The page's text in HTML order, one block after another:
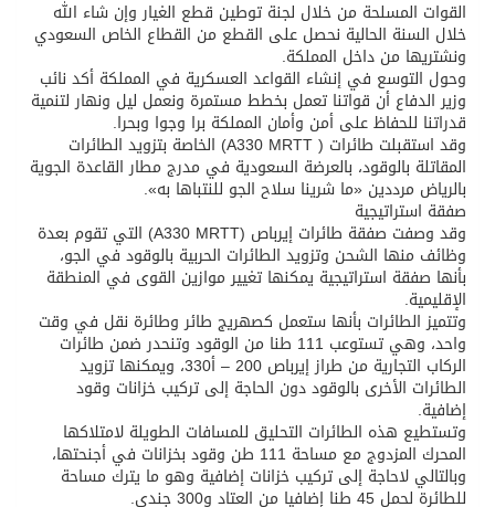
القوات المسلحة من خلال لجنة توطين قطع الغيار وإن شاء الله
خلال السنة الحالية نحصل على القطع من القطاع الخاص السعودي
ونشتريها من داخل المملكة.
وحول التوسع في إنشاء القواعد العسكرية في المملكة أكد نائب
وزير الدفاع أن قواتنا تعمل بخطط مستمرة ونعمل ليل ونهار لتنمية
قدراتنا للحفاظ على أمن وأمان المملكة برا وجوا وبحرا.
وقد استقبلت طائرات ( A330 MRTT) الخاصة بتزويد الطائرات
المقاتلة بالوقود، بالعرضة السعودية في مدرج مطار القاعدة الجوية
بالرياض مرددين «ما شرينا سلاح الجو للنتباها به».
صفقة استراتيجية
وقد وصفت صفقة طائرات إيرباص (A330 MRTT) التي تقوم بعدة
وظائف منها الشحن وتزويد الطائرات الحربية بالوقود في الجو،
بأنها صفقة استراتيجية يمكنها تغيير موازين القوى في المنطقة
الإقليمية.
وتتميز الطائرات بأنها ستعمل كصهريج طائر وطائرة نقل في وقت
واحد، وهي تستوعب 111 طنا من الوقود وتنحدر ضمن طائرات
الركاب التجارية من طراز إيرباص 200 – أ330، ويمكنها تزويد
الطائرات الأخرى بالوقود دون الحاجة إلى تركيب خزانات وقود
إضافية.
وتستطيع هذه الطائرات التحليق للمسافات الطويلة لامتلاكها
المحرك المزدوج مع مساحة 111 طن وقود بخزانات في أجنحتها،
وبالتالي لاحاجة إلى تركيب خزانات إضافية وهو ما يترك مساحة
للطائرة لحمل 45 طنا إضافيا من العتاد و300 جندي.